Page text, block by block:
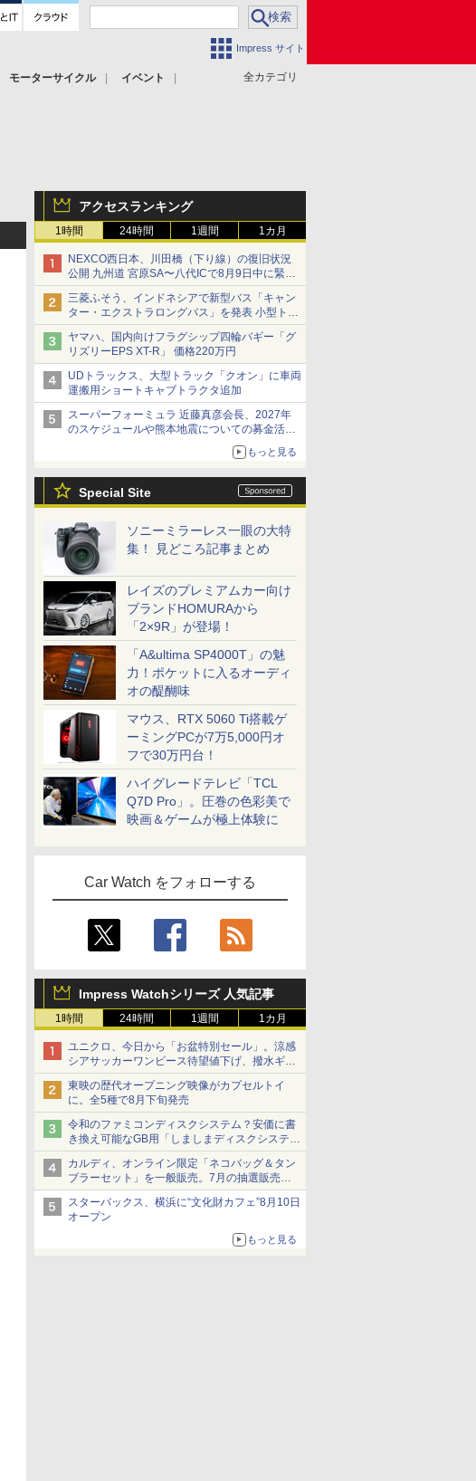
Impress サイト
全カテゴリ
モーターサイクル
イベント
アクセスランキング
1時間 24時間 1週間 1カ月
NEXCO西日本、川田橋（下り線）の復旧状況
公開 九州道 宮原SA〜八代ICで8月9日中に緊急
車両を通行可能に
三菱ふそう、インドネシアで新型バス「キャン
ター・エクストラロングバス」を発表 小型トラ
ックベースの観光・旅客輸送向けバス
ヤマハ、国内向けフラグシップ四輪バギー「グ
リズリーEPS XT-R」 価格220万円
UDトラックス、大型トラック「クオン」に車両
運搬用ショートキャブトラクタ追加
スーパーフォーミュラ 近藤真彦会長、2027年
のスケジュールや熊本地震についての募金活動
もっと見る
Special Site
ソニーミラーレス一眼の大特
集！ 見どころ記事まとめ
レイズのプレミアムカー向け
ブランドHOMURAから
「2×9R」が登場！
「A&ultima SP4000T」の魅
力！ポケットに入るオーディ
オの醍醐味
マウス、RTX 5060 Ti搭載ゲ
ーミングPCが7万5,000円オ
フで30万円台！
ハイグレードテレビ「TCL
Q7D Pro」。圧巻の色彩美で
映画＆ゲームが極上体験に
Car Watch をフォローする
Impress Watchシリーズ 人気記事
1時間 24時間 1週間 1カ月
ユニクロ、今日から「お盆特別セール」。涼感
シアサッカーワンピース待望値下げ、撥水ギア
ショーツは1990円に
東映の歴代オープニング映像がカプセルトイ
に。全5種で8月下旬発売
令和のファミコンディスクシステム？安価に書
き換え可能なGB用「しましまディスクシステ
ム」
カルディ、オンライン限定「ネコバッグ＆タン
ブラーセット」を一般販売。7月の抽選販売の
当選無効分
スターバックス、横浜に“文化財カフェ”8月10日
オープン
もっと見る